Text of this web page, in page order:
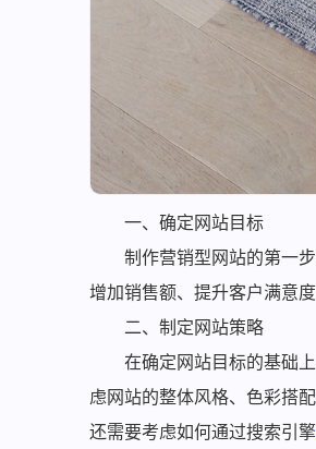
一、确定网站目标
制作营销型网站的第一
增加销售额、提升客户满意
二、制定网站策略
在确定网站目标的基础
虑网站的整体风格、色彩搭
还需要考虑如何通过搜索引擎